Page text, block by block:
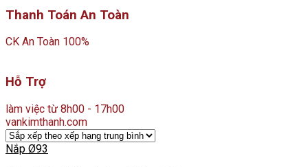
Thanh Toán An Toàn
CK An Toàn 100%
Hỗ Trợ
làm việc từ 8h00 - 17h00
vankimthanh.com
Nắp Ø93